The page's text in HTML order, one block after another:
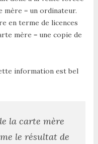
mère = un ordinateur.
en terme de licences
mère = une copie de
information est bel
la carte mère
le résultat de